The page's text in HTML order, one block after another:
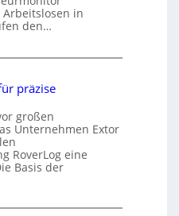
in
den…
präzise
großen
Unternehmen Extor
RoverLog eine
Basis der